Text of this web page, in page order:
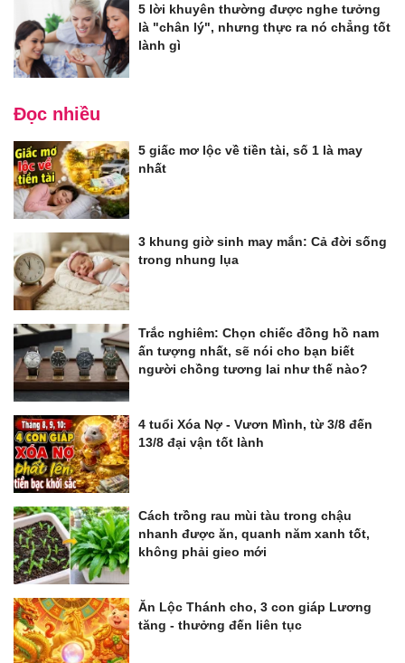
5 lời khuyên thường được nghe tưởng
là "chân lý", nhưng thực ra nó chẳng tốt
lành gì
Đọc nhiều
5 giấc mơ lộc về tiền tài, số 1 là may
nhất
3 khung giờ sinh may mắn: Cả đời sống
trong nhung lụa
Trắc nghiêm: Chọn chiếc đồng hồ nam
ấn tượng nhất, sẽ nói cho bạn biết
người chồng tương lai như thế nào?
4 tuổi Xóa Nợ - Vươn Mình, từ 3/8 đến
13/8 đại vận tốt lành
Cách trồng rau mùi tàu trong chậu
nhanh được ăn, quanh năm xanh tốt,
không phải gieo mới
Ăn Lộc Thánh cho, 3 con giáp Lương
tăng - thưởng đến liên tục